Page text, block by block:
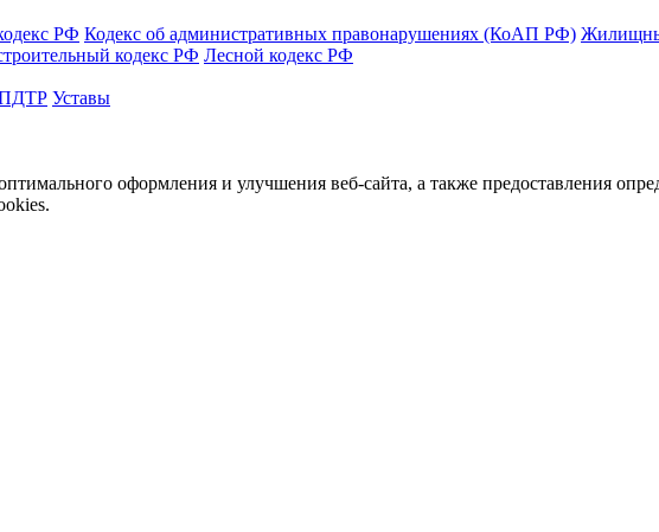
РФ Кодекс об административных правонарушениях (КоАП РФ)
кодекс РФ Лесной кодекс РФ
Уставы
оформления и улучшения веб-сайта, а также предоставления